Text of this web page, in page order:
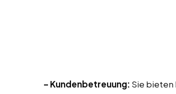
– Kundenbetreuung: Sie bieten